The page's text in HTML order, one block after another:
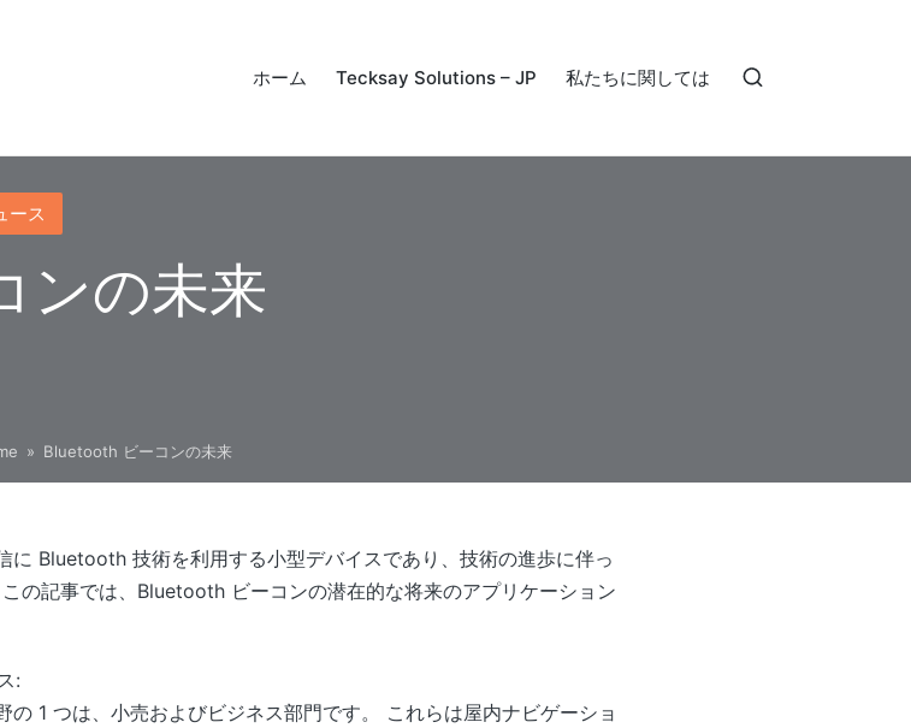
ホーム Tecksay Solutions – JP 私たちに関しては
ース
ンの未来
» Bluetooth ビーコンの未来
Bluetooth 技術を利用する小型デバイスであり、技術の進歩に伴っ
の記事では、Bluetooth ビーコンの潜在的な将来のアプリケーション
:
1 つは、小売およびビジネス部門です。 これらは屋内ナビゲーショ